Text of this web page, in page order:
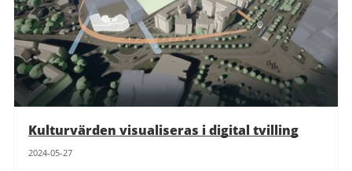
Kulturvärden visualiseras i digital tvilling
2024-05-27